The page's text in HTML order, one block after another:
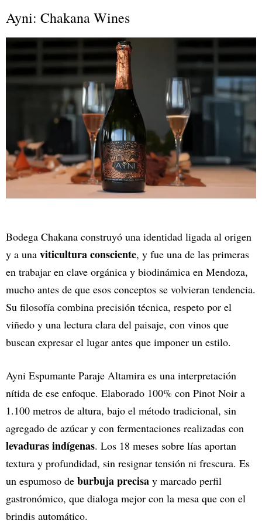
Ayni: Chakana Wines
Bodega Chakana construyó una identidad ligada al origen
y a una viticultura consciente, y fue una de las primeras
en trabajar en clave orgánica y biodinámica en Mendoza,
mucho antes de que esos conceptos se volvieran tendencia.
Su filosofía combina precisión técnica, respeto por el
viñedo y una lectura clara del paisaje, con vinos que
buscan expresar el lugar antes que imponer un estilo.
Ayni Espumante Paraje Altamira es una interpretación
nítida de ese enfoque. Elaborado 100% con Pinot Noir a
1.100 metros de altura, bajo el método tradicional, sin
agregado de azúcar y con fermentaciones realizadas con
levaduras indígenas. Los 18 meses sobre lías aportan
textura y profundidad, sin resignar tensión ni frescura. Es
un espumoso de burbuja precisa y marcado perfil
gastronómico, que dialoga mejor con la mesa que con el
brindis automático.